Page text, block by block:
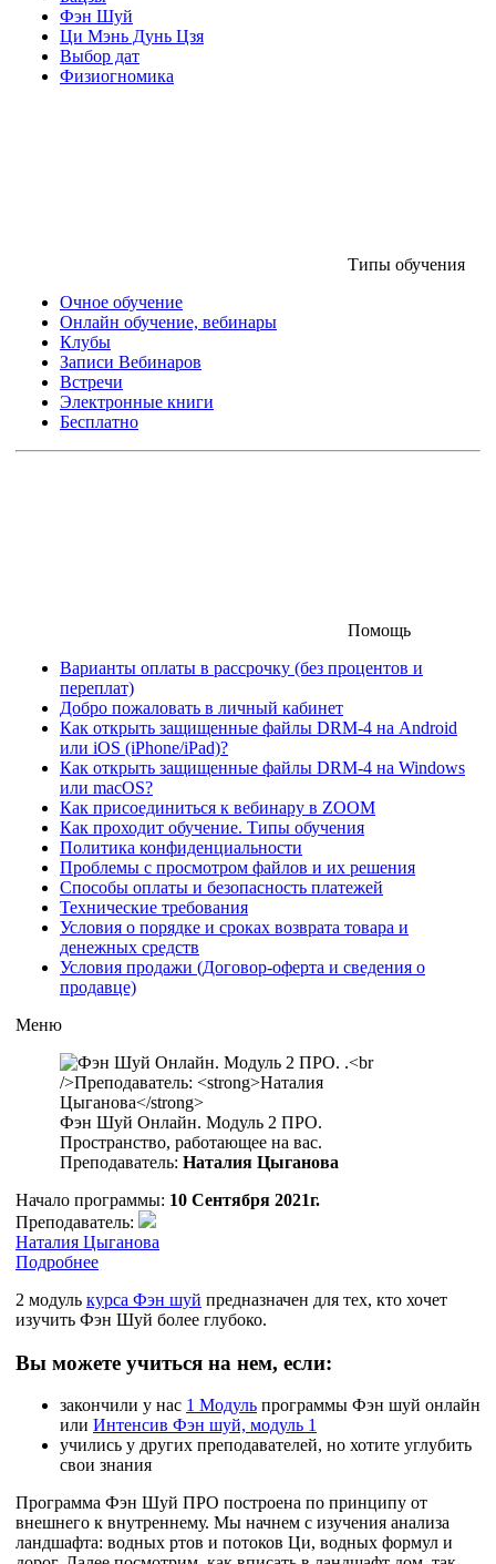
Фэн Шуй
Ци Мэнь Дунь Цзя
Выбор дат
Физиогномика
Типы обучения
Очное обучение
Онлайн обучение, вебинары
Клубы
Записи Вебинаров
Встречи
Электронные книги
Бесплатно
Помощь
Варианты оплаты в рассрочку (без процентов и
переплат)
Добро пожаловать в личный кабинет
Как открыть защищенные файлы DRM-4 на Android
или iOS (iPhone/iPad)?
Как открыть защищенные файлы DRM-4 на Windows
или macOS?
Как присоединиться к вебинару в ZOOM
Как проходит обучение. Типы обучения
Политика конфиденциальности
Проблемы с просмотром файлов и их решения
Способы оплаты и безопасность платежей
Технические требования
Условия о порядке и сроках возврата товара и
денежных средств
Условия продажи (Договор-оферта и сведения о
продавце)
Меню
Фэн Шуй Онлайн. Модуль 2 ПРО.
Пространство, работающее на вас.
Преподаватель: Наталия Цыганова
Начало программы: 10 Сентября 2021г.
Преподаватель:
Наталия Цыганова
Подробнее
2 модуль курса Фэн шуй предназначен для тех, кто хочет
изучить Фэн Шуй более глубоко.
Вы можете учиться на нем, если:
закончили у нас 1 Модуль программы Фэн шуй онлайн
или Интенсив Фэн шуй, модуль 1
учились у других преподавателей, но хотите углубить
свои знания
Программа Фэн Шуй ПРО построена по принципу от
внешнего к внутреннему. Мы начнем с изучения анализа
ландшафта: водных ртов и потоков Ци, водных формул и